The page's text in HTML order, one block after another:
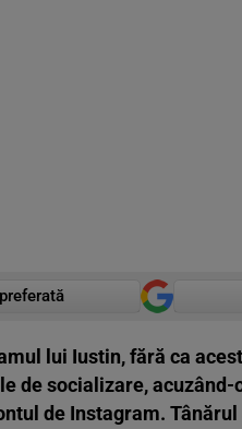
lui Iustin, fără ca
de socializare,
de Instagram.